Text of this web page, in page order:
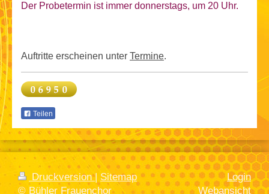
Der Probetermin ist immer donnerstags, um 20 Uhr.
Auftritte erscheinen unter Termine.
Teilen
Druckversion| Sitemap
© Bühler Frauenchor
Login
Webansicht